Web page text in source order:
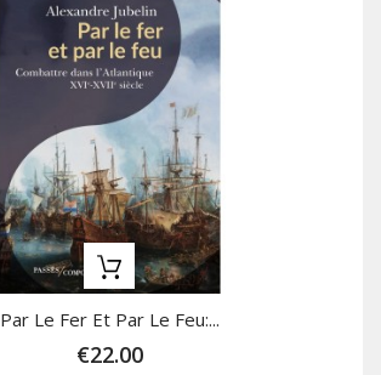
Par Le Fer Et Par Le Feu:...
€22.00